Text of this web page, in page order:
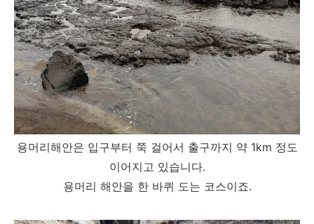
용머리해안은 입구부터 쭉 걸어서 출구까지 약 1km 정도
이어지고 있습니다.
용머리 해안을 한 바퀴 도는 코스이죠.